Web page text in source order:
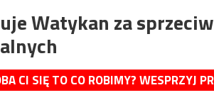
Watykan za
CI SIĘ TO CO ROBIMY? WESPRZYJ